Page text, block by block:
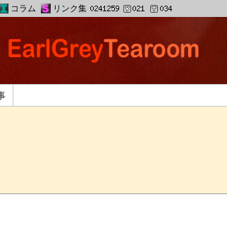
コラム リンク集